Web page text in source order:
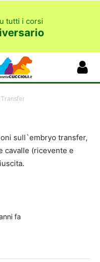
tutti i corsi
sull`embryo transfer,
cavalle (ricevente e
fa